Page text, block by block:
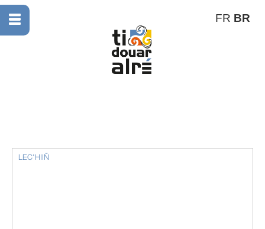
FR BR
LEC'HIIÑ